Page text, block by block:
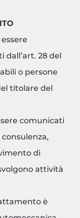
28 del
o persone
titolare del
comunicati
di
attività
è